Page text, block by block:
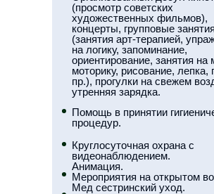
Круглосуточная охрана с
видеонаблюдением.
Анимация.
Мероприятия на открытом
Мед сестринский уход.
Помощь в принятии
процедур.
(просмотр советских
художественных фильмов),
концерты, групповые занятия
(занятия арт-терапией,
на логику, запоминание,
ориентирование, занятия на
моторику, рисование, лепка,
пр.), прогулки на свежем
утренняя зарядка.